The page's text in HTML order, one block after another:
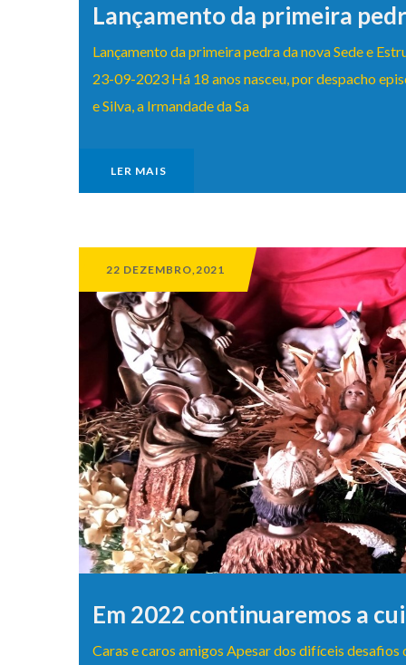
Lançamento da primeira
Lançamento da primeira pedra da nova Sede e
23-09-2023 Há 18 anos nasceu, por despacho
e Silva, a Irmandade da Sa
LER MAIS
22 DEZEMBRO,2021
Em 2022 continuaremos a
Caras e caros amigos Apesar dos difíceis desafios